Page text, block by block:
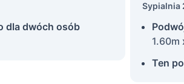
dla dwóch osób
Sypialnia
1.60m
Ten